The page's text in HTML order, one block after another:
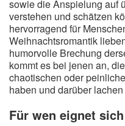
sowie die Anspielung auf
verstehen und schätzen
hervorragend für
Weihnachtsromantik
humorvolle Brechung
kommt es bei jenen an,
chaotischen oder
haben und darüber
Für wen eignet